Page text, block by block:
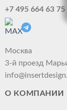
+7 495 664 63 75
Москва
3-й проезд
О КОМПАНИИ